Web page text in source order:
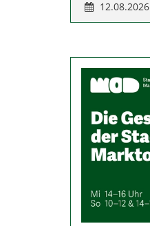
12.08.2026